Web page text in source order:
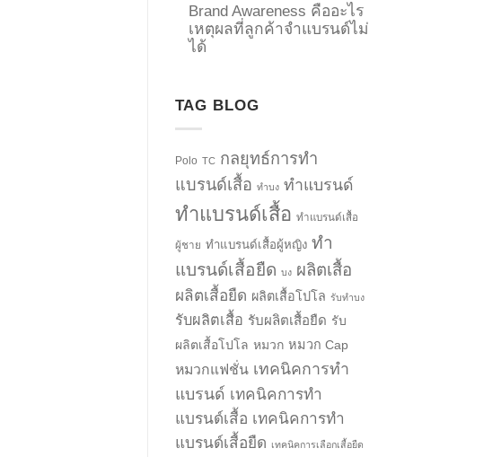
Brand Awareness คืออะไร
เหตุผลที่ลูกค้าจำแบรนด์ไม่
ได้
TAG BLOG
Polo TC กลยุทธ์การทำ
แบรนด์เสื้อ ทำบง ทำแบรนด์
ทำแบรนด์เสื้อ ทำแบรนด์เสื้อ
ผู้ชาย ทำแบรนด์เสื้อผู้หญิง ทำ
แบรนด์เสื้อยืด บง ผลิตเสื้อ
ผลิตเสื้อยืด ผลิตเสื้อโปโล รับทำบง
รับผลิตเสื้อ รับผลิตเสื้อยืด รับ
ผลิตเสื้อโปโล หมวก หมวก Cap
หมวกแฟชั่น เทคนิคการทำ
แบรนด์ เทคนิคการทำ
แบรนด์เสื้อ เทคนิคการทำ
แบรนด์เสื้อยืด เทคนิคการเลือกเสื้อยืด